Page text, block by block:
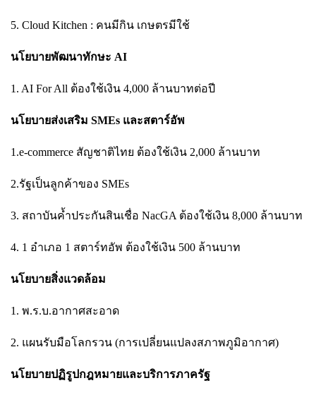
5. Cloud Kitchen : คนมีกิน เกษตรมีใช้
นโยบายพัฒนาทักษะ AI
1. AI For All ต้องใช้เงิน 4,000 ล้านบาทต่อปี
นโยบายส่งเสริม SMEs และสตาร์อัพ
1.e-commerce สัญชาติไทย ต้องใช้เงิน 2,000 ล้านบาท
2.รัฐเป็นลูกค้าของ SMEs
3. สถาบันค้ำประกันสินเชื่อ NacGA ต้องใช้เงิน 8,000 ล้านบาท
4. 1 อำเภอ 1 สตาร์ทอัพ ต้องใช้เงิน 500 ล้านบาท
นโยบายสิ่งแวดล้อม
1. พ.ร.บ.อากาศสะอาด
2. แผนรับมือโลกรวน (การเปลี่ยนแปลงสภาพภูมิอากาศ)
นโยบายปฏิรูปกฎหมายและบริการภาครัฐ